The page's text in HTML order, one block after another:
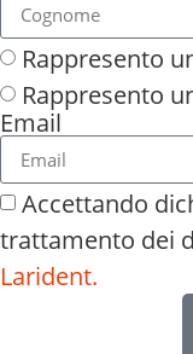
Rappresento
Rappresento
Email
Accettando
trattamento dei
Larident.